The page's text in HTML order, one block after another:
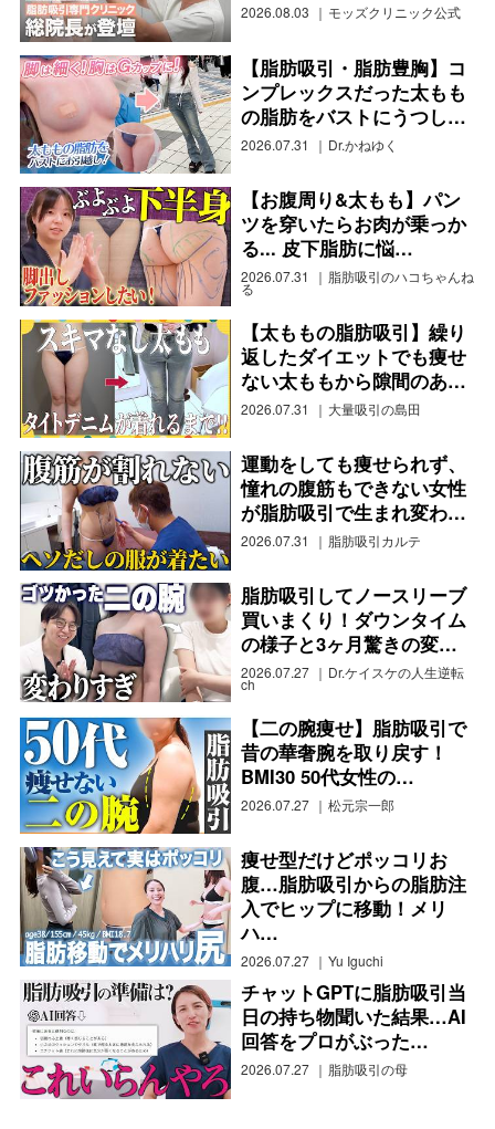
2026.08.03 モッズクリニック公式
【脂肪吸引・脂肪豊胸】コ
ンプレックスだった太もも
の脂肪をバストにうつし…
2026.07.31 Dr.かねゆく
【お腹周り&太もも】パン
ツを穿いたらお肉が乗っか
る... 皮下脂肪に悩…
2026.07.31 脂肪吸引のハコちゃんね
る
【太ももの脂肪吸引】繰り
返したダイエットでも痩せ
ない太ももから隙間のあ…
2026.07.31 大量吸引の島田
運動をしても痩せられず、
憧れの腹筋もできない女性
が脂肪吸引で生まれ変わ…
2026.07.31 脂肪吸引カルテ
脂肪吸引してノースリーブ
買いまくり！ダウンタイム
の様子と3ヶ月驚きの変…
2026.07.27 Dr.ケイスケの人生逆転
ch
【二の腕痩せ】脂肪吸引で
昔の華奢腕を取り戻す！
BMI30 50代女性の…
2026.07.27 松元宗一郎
痩せ型だけどポッコリお
腹…脂肪吸引からの脂肪注
入でヒップに移動！メリ
ハ…
2026.07.27 Yu Iguchi
チャットGPTに脂肪吸引当
日の持ち物聞いた結果…AI
回答をプロがぶった…
2026.07.27 脂肪吸引の母